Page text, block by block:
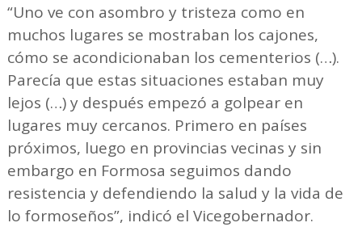
“Uno ve con asombro y tristeza como en
muchos lugares se mostraban los cajones,
cómo se acondicionaban los cementerios (…).
Parecía que estas situaciones estaban muy
lejos (…) y después empezó a golpear en
lugares muy cercanos. Primero en países
próximos, luego en provincias vecinas y sin
embargo en Formosa seguimos dando
resistencia y defendiendo la salud y la vida de
lo formoseños”, indicó el Vicegobernador.